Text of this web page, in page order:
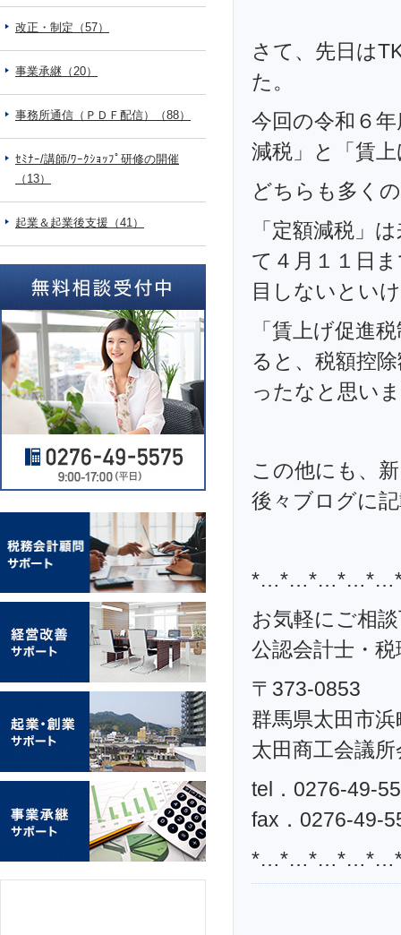
さて、先日は
た。
今回の令和６
減税」と「賃
どちらも多く
「定額減税」
て４月１１日
目しないとい
「賃上げ促進
ると、税額控
ったなと思い
この他にも、
後々ブログに
お気軽にご相
公認会計士・
〒373-0853
群馬県太田市
太田商工会議
tel．0276-49-
fax．0276-49-
改正・制定（57）
事業承継（20）
事務所通信（ＰＤＦ配信）（88）
ｾﾐﾅｰ/講師/ﾜｰｸｼｮｯﾌﾟ研修の開催
（13）
起業＆起業後支援（41）